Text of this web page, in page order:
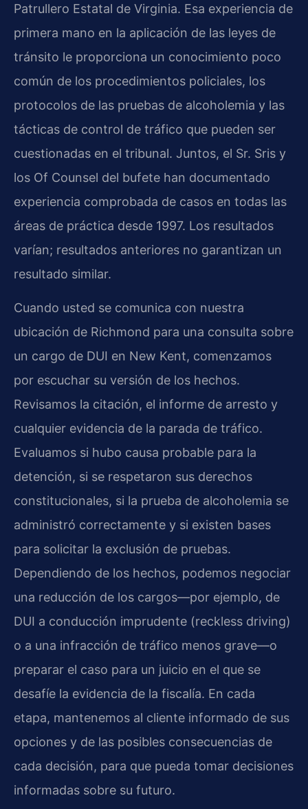
Patrullero Estatal de Virginia. Esa experiencia de
primera mano en la aplicación de las leyes de
tránsito le proporciona un conocimiento poco
común de los procedimientos policiales, los
protocolos de las pruebas de alcoholemia y las
tácticas de control de tráfico que pueden ser
cuestionadas en el tribunal. Juntos, el Sr. Sris y
los Of Counsel del bufete han documentado
experiencia comprobada de casos en todas las
áreas de práctica desde 1997. Los resultados
varían; resultados anteriores no garantizan un
resultado similar.
Cuando usted se comunica con nuestra
ubicación de Richmond para una consulta sobre
un cargo de DUI en New Kent, comenzamos
por escuchar su versión de los hechos.
Revisamos la citación, el informe de arresto y
cualquier evidencia de la parada de tráfico.
Evaluamos si hubo causa probable para la
detención, si se respetaron sus derechos
constitucionales, si la prueba de alcoholemia se
administró correctamente y si existen bases
para solicitar la exclusión de pruebas.
Dependiendo de los hechos, podemos negociar
una reducción de los cargos—por ejemplo, de
DUI a conducción imprudente (reckless driving)
o a una infracción de tráfico menos grave—o
preparar el caso para un juicio en el que se
desafíe la evidencia de la fiscalía. En cada
etapa, mantenemos al cliente informado de sus
opciones y de las posibles consecuencias de
cada decisión, para que pueda tomar decisiones
informadas sobre su futuro.